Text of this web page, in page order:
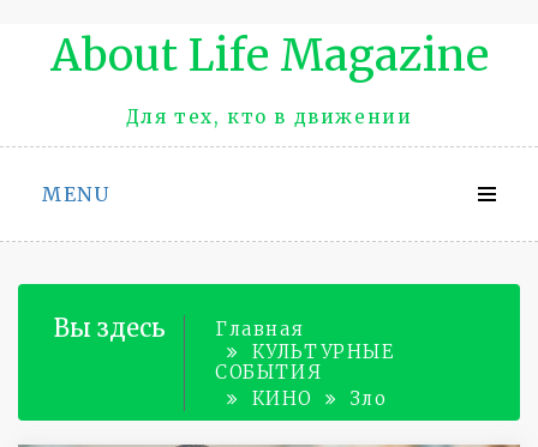
Промотать
About Life Magazinе
Для тех, кто в движении
MENU
Вы здесь
Главная
КУЛЬТУРНЫЕ
СОБЫТИЯ
КИНО
Зло